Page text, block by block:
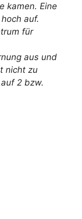
kamen. Eine
auf.
für
aus und
nicht zu
2 bzw.